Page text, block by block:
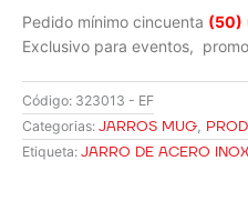
Pedido mínimo cincuenta (50)
Exclusivo para eventos,
Código: 323013 - EF
Categorias: JARROS MUG,
Etiqueta: JARRO DE ACERO